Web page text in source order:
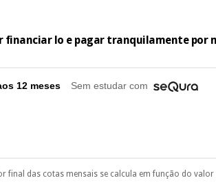
financiar lo e pagar tranquilamente por
12 meses Sem estudar com
escolhê-lo no final do processo de compra, ao
final das cotas mensais se calcula em função do